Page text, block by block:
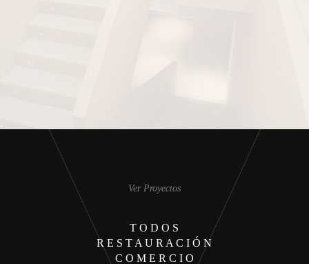
Ver Proyectos
T O D O S
R E S T A U R A C I Ó N
C O M E R C I O